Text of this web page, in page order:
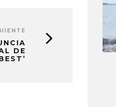
DE
BLUE EXPLORA LA